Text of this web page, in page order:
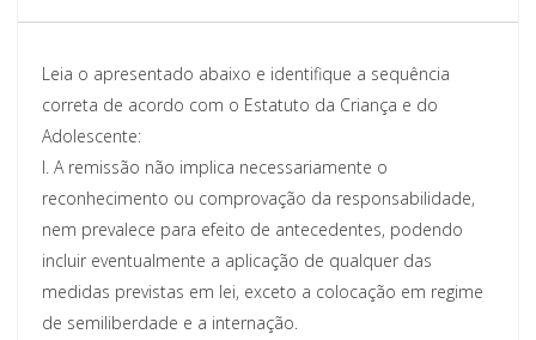
Leia o apresentado abaixo e identifique a sequência
correta de acordo com o Estatuto da Criança e do
Adolescente:
I. A remissão não implica necessariamente o
reconhecimento ou comprovação da responsabilidade,
nem prevalece para efeito de antecedentes, podendo
incluir eventualmente a aplicação de qualquer das
medidas previstas em lei, exceto a colocação em regime
de semiliberdade e a internação.